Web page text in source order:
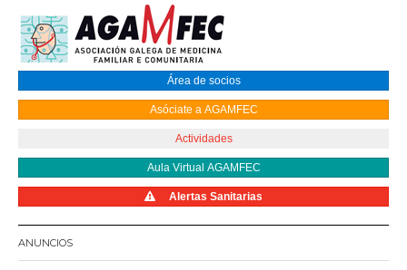
Área de socios
Asóciate a AGAMFEC
Actividades
Aula Virtual AGAMFEC
Alertas Sanitarias
ANUNCIOS